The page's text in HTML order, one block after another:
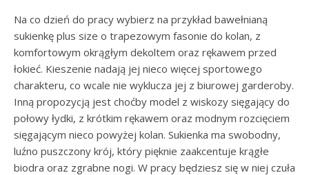
Na co dzień do pracy wybierz na przykład bawełnianą
sukienkę plus size o trapezowym fasonie do kolan, z
komfortowym okrągłym dekoltem oraz rękawem przed
łokieć. Kieszenie nadają jej nieco więcej sportowego
charakteru, co wcale nie wyklucza jej z biurowej garderoby.
Inną propozycją jest choćby model z wiskozy sięgający do
połowy łydki, z krótkim rękawem oraz modnym rozcięciem
sięgającym nieco powyżej kolan. Sukienka ma swobodny,
luźno puszczony krój, który pięknie zaakcentuje krągłe
biodra oraz zgrabne nogi. W pracy będziesz się w niej czuła